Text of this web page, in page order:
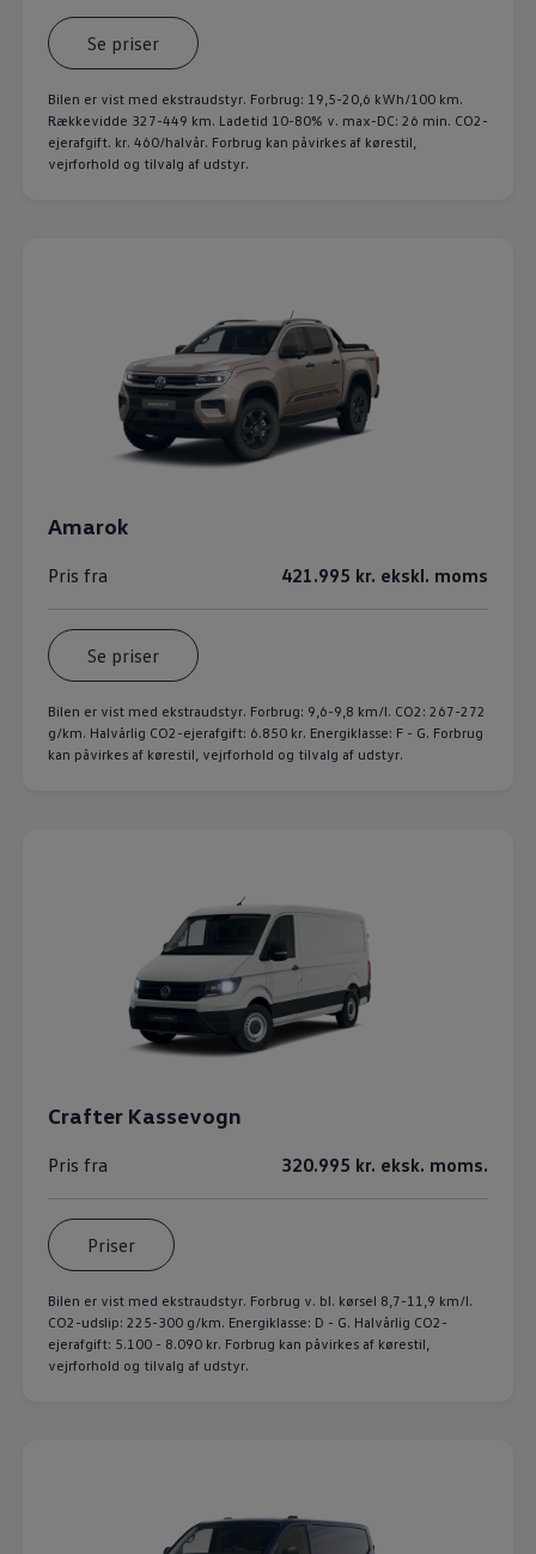
Se priser
Bilen er vist med ekstraudstyr. Forbrug: 19,5-20,6 kWh/100 km.
Rækkevidde 327-449 km. Ladetid 10-80% v. max-DC: 26 min. CO2-
ejerafgift. kr. 460/halvår. Forbrug kan påvirkes af kørestil,
vejrforhold og tilvalg af udstyr.
Amarok
Pris fra 421.995 kr. ekskl. moms
Se priser
Bilen er vist med ekstraudstyr. Forbrug: 9,6-9,8 km/l. CO2: 267-272
g/km. Halvårlig CO2-ejerafgift: 6.850 kr. Energiklasse: F - G. Forbrug
kan påvirkes af kørestil, vejrforhold og tilvalg af udstyr.
Crafter Kassevogn
Pris fra 320.995 kr. eksk. moms.
Priser
Bilen er vist med ekstraudstyr. Forbrug v. bl. kørsel 8,7-11,9 km/l.
CO2-udslip: 225-300 g/km. Energiklasse: D - G. Halvårlig CO2-
ejerafgift: 5.100 - 8.090 kr. Forbrug kan påvirkes af kørestil,
vejrforhold og tilvalg af udstyr.